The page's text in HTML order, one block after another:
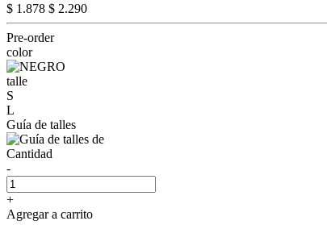
$ 1.878 $ 2.290
Pre-order
color
talle
S
L
Guía de talles
Cantidad
-
+
Agregar a carrito